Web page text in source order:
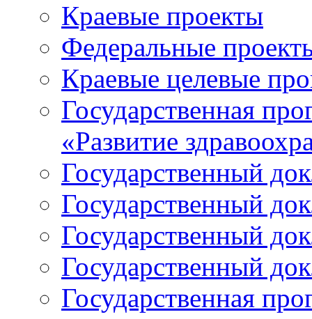
Краевые проекты
Федеральные
Краевые целевые
Государственная
«Развитие
Государственный
Государственный
Государственный
Государственный
Государственная